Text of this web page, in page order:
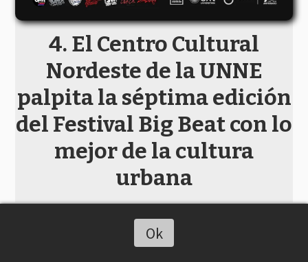
El Centro Cultural
Nordeste de la UNNE
palpita la séptima edición
del Festival Big Beat con lo
mejor de la cultura
urbana
Ok